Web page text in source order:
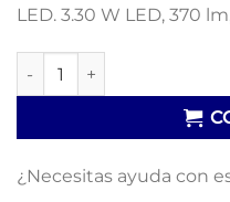
LED. 3.30 W LED, 370
Figura caminante cantidad
¿Necesitas ayuda con